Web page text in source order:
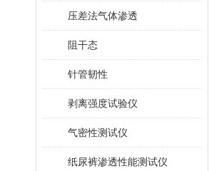
压差法气体渗透
阻干态
针管韧性
剥离强度试验仪
气密性测试仪
纸尿裤渗透性能测试仪